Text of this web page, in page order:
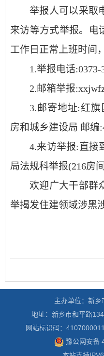
举报人可以采取
来访等方式举报。电
工作日正常上班时间
1.举报电话:0373-
2.邮箱举报
3.邮寄地址:红旗
房和城乡建设局 邮编
4.来访举报:直接
局法规科举报(216房间
欢迎广大干部群
举揭发住建领域涉黑
主办单位：新乡
地址：新乡市和平路
网站标识码：4107000011
豫公网安备